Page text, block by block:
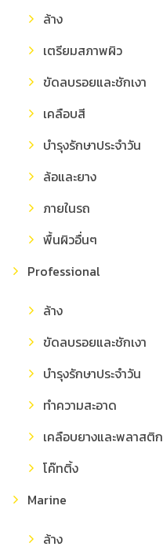
ล้าง
เตรียมสภาพผิว
ขัดลบรอยและชักเงา
เคลือบสี
บำรุงรักษาประจำวัน
ล้อและยาง
ภายในรถ
พื้นผิวอื่นๆ
Professional
ล้าง
ขัดลบรอยและชักเงา
บำรุงรักษาประจำวัน
ทำความสะอาด
เคลือบยางและพลาสติก
โค๊ทติ้ง
Marine
ล้าง